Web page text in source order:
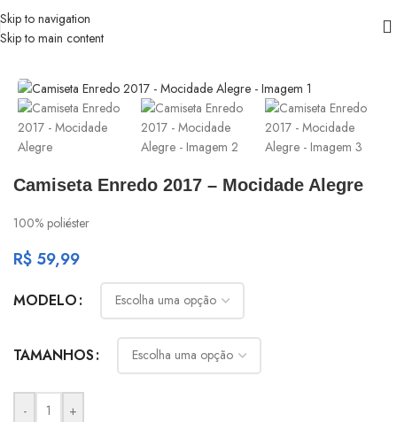
Skip to navigation
Skip to main content
Início/Mocidade Alegre
Camiseta Enredo 2017 – Mocidade Alegre
100% poliéster
R$ 59,99
MODELO
TAMANHOS
- +